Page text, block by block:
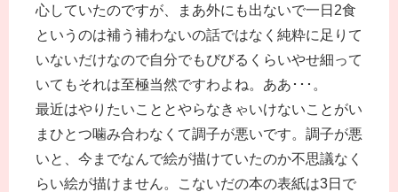
心していたのですが、まあ外にも出ないで一日2食
というのは補う補わないの話ではなく純粋に足りて
いないだけなので自分でもびびるくらいやせ細って
いてもそれは至極当然ですわよね。ああ･･･。
最近はやりたいこととやらなきゃいけないことがい
まひとつ噛み合わなくて調子が悪いです。調子が悪
いと、今までなんで絵が描けていたのか不思議なく
らい絵が描けません。こないだの本の表紙は3日で